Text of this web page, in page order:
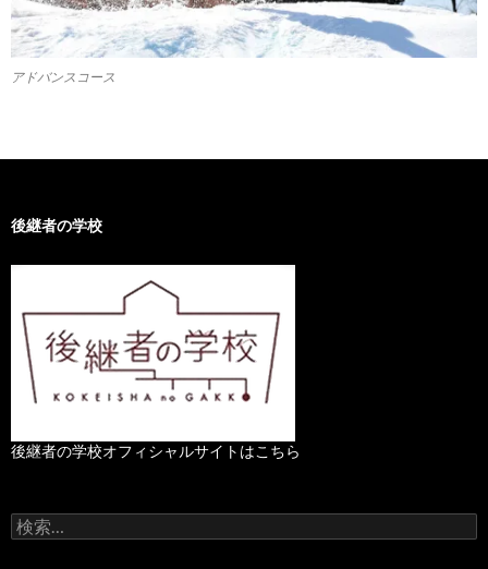
アドバンスコース
後継者の学校
後継者の学校オフィシャルサイトはこちら
検
索